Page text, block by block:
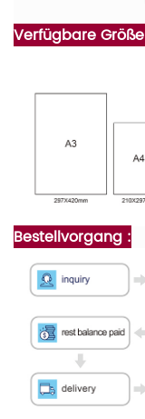
Verfügbare
Bestellvorgang :